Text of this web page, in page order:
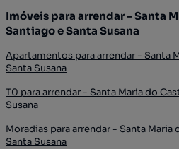
Imóveis para arrendar - Santa
Santiago e Santa Susana
Apartamentos para arrendar - Santa
Santa Susana
T0 para arrendar - Santa Maria do
Susana
Moradias para arrendar - Santa
Santa Susana